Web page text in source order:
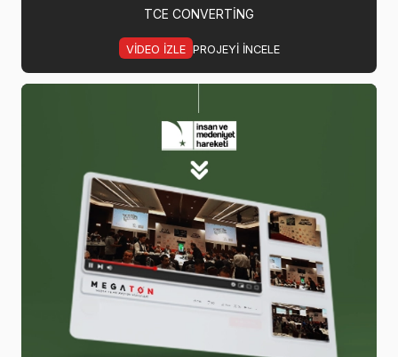
TCE CONVERTING
VIDEO IZLE PROJEYI INCELE